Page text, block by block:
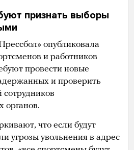
признать выборы
опубликовала
и работников
провести новые
и проверить
сотрудников
органов.
что если будут
угрозы увольнения в адрес